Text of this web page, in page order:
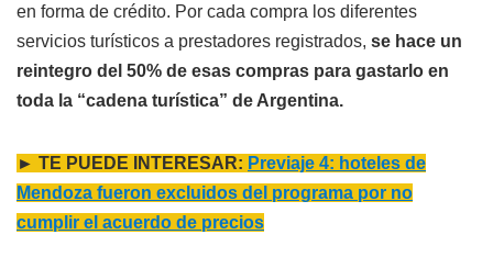
en forma de crédito. Por cada compra los diferentes
servicios turísticos a prestadores registrados, se hace un
reintegro del 50% de esas compras para gastarlo en
toda la “cadena turística” de Argentina.
► TE PUEDE INTERESAR: Previaje 4: hoteles de
Mendoza fueron excluidos del programa por no
cumplir el acuerdo de precios